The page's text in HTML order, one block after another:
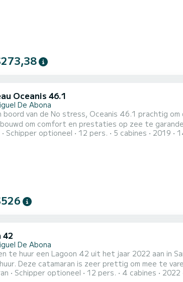
Oceanis 46.1
De Abona
boord van de No stress, Oceanis 46.1 prachtig
comfort en prestaties op zee te garanderen. De boot heeft 5 hutten met alle comfort en een
Met een totale lengte van 15 meter is het
Schipper optioneel 12 pers. 5 cabines 2019
42
De Abona
te huur een Lagoon 42 uit het jaar 2022 aan in
Deze catamaran is zeer prettig om mee te varen voor een
en een capaciteit van 12 personen. Met
Schipper optioneel 12 pers. 4 cabines 2022